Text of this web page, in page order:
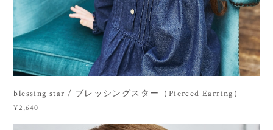
blessing star / ブレッシングスター（Pierced Earring）
¥2,640